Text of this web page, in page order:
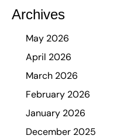
Archives
May 2026
April 2026
March 2026
February 2026
January 2026
December 2025